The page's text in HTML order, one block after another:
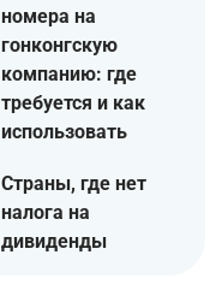
номера на
гонконгскую
компанию: где
требуется и как
использовать
Страны, где нет
налога на
дивиденды